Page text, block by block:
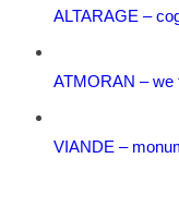
ALTARAGE –
ATMORAN – we
VIANDE –